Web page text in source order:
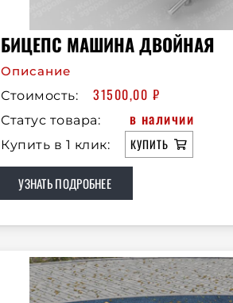
БИЦЕПС МАШИНА ДВОЙНАЯ
Описание
Стоимость:
31500,00 ₽
Статус товара: в наличии
Купить в 1 клик: КУПИТЬ
УЗНАТЬ ПОДРОБНЕЕ